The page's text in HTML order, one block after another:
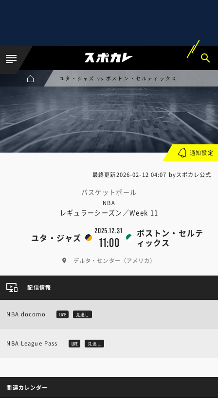
ユタ・ジャズ vs ボストン・セルティックス
最終更新2026-02-12 04:07 byスポカレ公式
バスケットボール
NBA
レギュラーシーズン／Week 11
ユタ・ジャズ
2025.12.31
11:00
ボストン・セルテ
ィックス
デルタ・センター（アメリカ）
通知設定
配信情報
NBA docomo LIVE 見逃し
NBA League Pass LIVE 見逃し
関連カレンダー